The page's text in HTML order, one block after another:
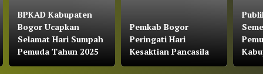
BPKAD Kabupaten
Bogor Ucapkan
Selamat Hari Sumpah
Pemuda Tahun 2025
Pemkab Bogor
Peringati Hari
Kesaktian Pancasila